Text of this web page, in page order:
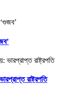
রাষ্ট্রপতি